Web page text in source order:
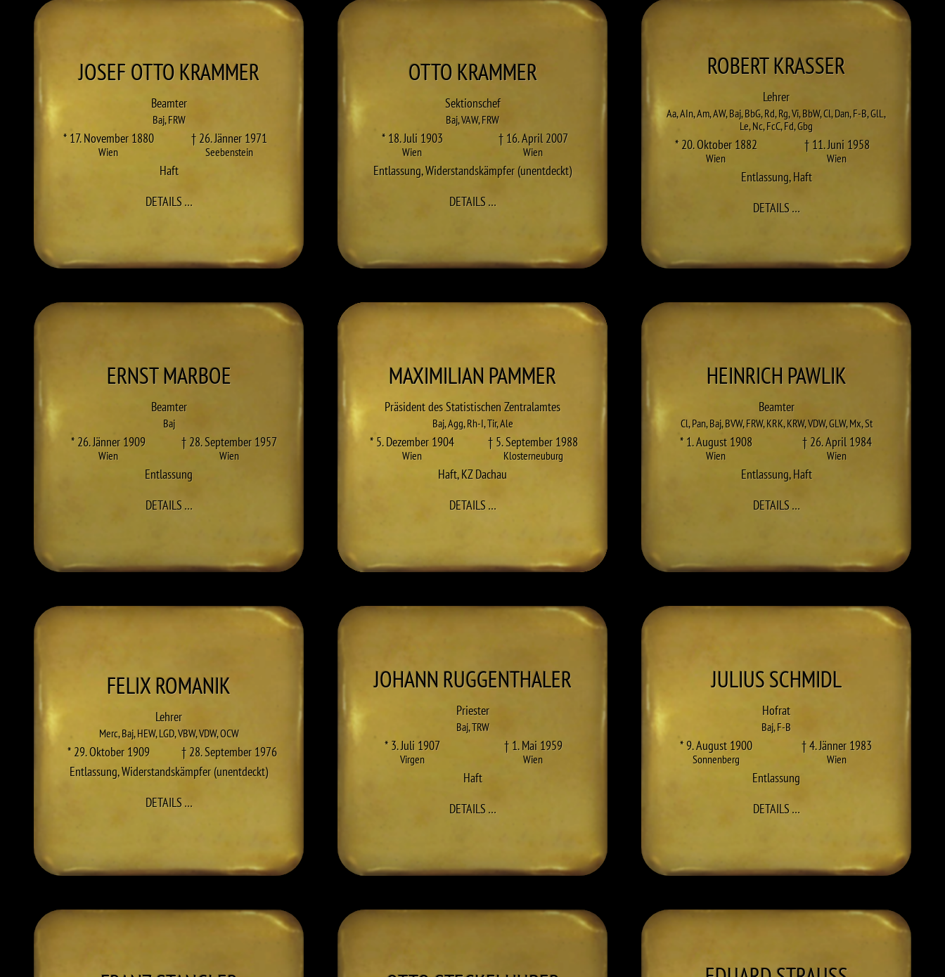
JOSEF OTTOKRAMMER
Beamter
Baj,FRW
* 17. November 1880
Wien
† 26. Jänner 1971
Seebenstein
Haft
DETAILS…ZU JOSEF OTTO KRAMMER
OTTOKRAMMER
Sektionschef
Baj,VAW,FRW
* 18. Juli 1903
Wien
† 16. April 2007
Wien
Entlassung,Widerstandskämpfer (unentdeckt)
DETAILS…ZU OTTO KRAMMER
ROBERTKRASSER
Lehrer
Aa,AIn,Am,AW,Baj,BbG,Rd,Rg,Vi,BbW,Cl,Dan,F-B,GlL,
Le,Nc,FcC,Fd,Gbg
* 20. Oktober 1882
Wien
† 11. Juni 1958
Wien
Entlassung,Haft
DETAILS…ZU ROBERT KRASSER
ERNSTMARBOE
Beamter
Baj
* 26. Jänner 1909
Wien
† 28. September 1957
Wien
Entlassung
DETAILS…ZU ERNST MARBOE
MAXIMILIANPAMMER
Präsident des Statistischen Zentralamtes
Baj,Agg,Rh-I,Tir,Ale
* 5. Dezember 1904
Wien
† 5. September 1988
Klosterneuburg
Haft,KZ Dachau
DETAILS…ZU MAXIMILIAN PAMMER
HEINRICHPAWLIK
Beamter
Cl,Pan,Baj,BVW,FRW,KRK,KRW,VDW,GLW,Mx,St
* 1. August 1908
Wien
† 26. April 1984
Wien
Entlassung,Haft
DETAILS…ZU HEINRICH PAWLIK
FELIXROMANIK
Lehrer
Merc,Baj,HEW,LGD,VBW,VDW,OCW
* 29. Oktober 1909
† 28. September 1976
Entlassung,Widerstandskämpfer (unentdeckt)
DETAILS…ZU FELIX ROMANIK
JOHANNRUGGENTHALER
Priester
Baj,TRW
* 3. Juli 1907
Virgen
† 1. Mai 1959
Wien
Haft
DETAILS…ZU JOHANN RUGGENTHALER
JULIUSSCHMIDL
Hofrat
Baj,F-B
* 9. August 1900
Sonnenberg
† 4. Jänner 1983
Wien
Entlassung
DETAILS…ZU JULIUS SCHMIDL